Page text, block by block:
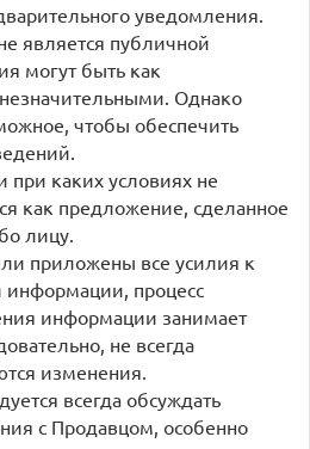
уведомления.
является публичной
могут быть как
Однако
чтобы обеспечить
каких условиях не
как предложение, сделанное
лицу.
приложены все усилия к
информации, процесс
информации занимает
не всегда
изменения.
всегда обсуждать
с Продавцом, особенно